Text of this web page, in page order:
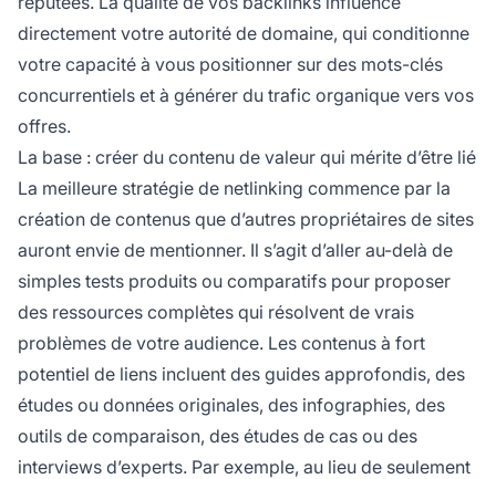
directement votre autorité de domaine, qui conditionne
votre capacité à vous positionner sur des mots-clés
concurrentiels et à générer du trafic organique vers vos
offres.
La base : créer du contenu de valeur qui mérite d’être lié
La meilleure stratégie de netlinking commence par la
création de contenus que d’autres propriétaires de sites
auront envie de mentionner. Il s’agit d’aller au-delà de
simples tests produits ou comparatifs pour proposer
des ressources complètes qui résolvent de vrais
problèmes de votre audience. Les contenus à fort
potentiel de liens incluent des guides approfondis, des
études ou données originales, des infographies, des
outils de comparaison, des études de cas ou des
interviews d’experts. Par exemple, au lieu de seulement